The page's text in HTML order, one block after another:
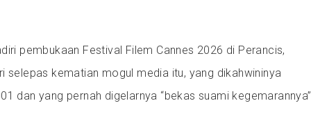
pembukaan Festival Filem Cannes 2026 di Perancis,
selepas kematian mogul media itu, yang dikahwininya
dan yang pernah digelarnya “bekas suami kegemarannya”.